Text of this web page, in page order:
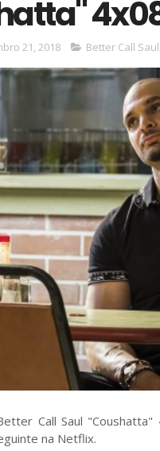
21, 2018 Better Call Saul
Call Saul
na Netflix.